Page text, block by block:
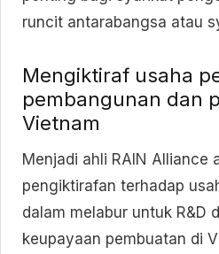
runcit antarabangsa atau
Mengiktiraf usaha
pembangunan dan
Vietnam
Menjadi ahli RAIN Alliance
pengiktirafan terhadap
dalam melabur untuk R&D
keupayaan pembuatan di